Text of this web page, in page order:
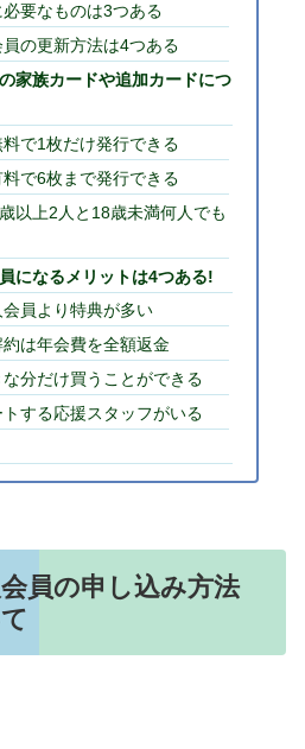
要なものは3つある
の更新方法は4つある
家族カードや追加カードにつ
で1枚だけ発行できる
で6枚まで発行できる
以上2人と18歳未満何人でも
になるメリットは4つある!
員より特典が多い
は年会費を全額返金
分だけ買うことができる
する応援スタッフがいる
員の申し込み方法